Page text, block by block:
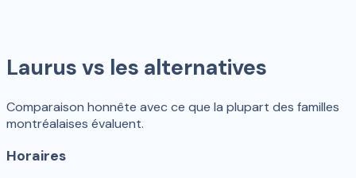
Laurus vs les alternatives
Comparaison honnête avec ce que la plupart des familles
montréalaises évaluent.
Horaires